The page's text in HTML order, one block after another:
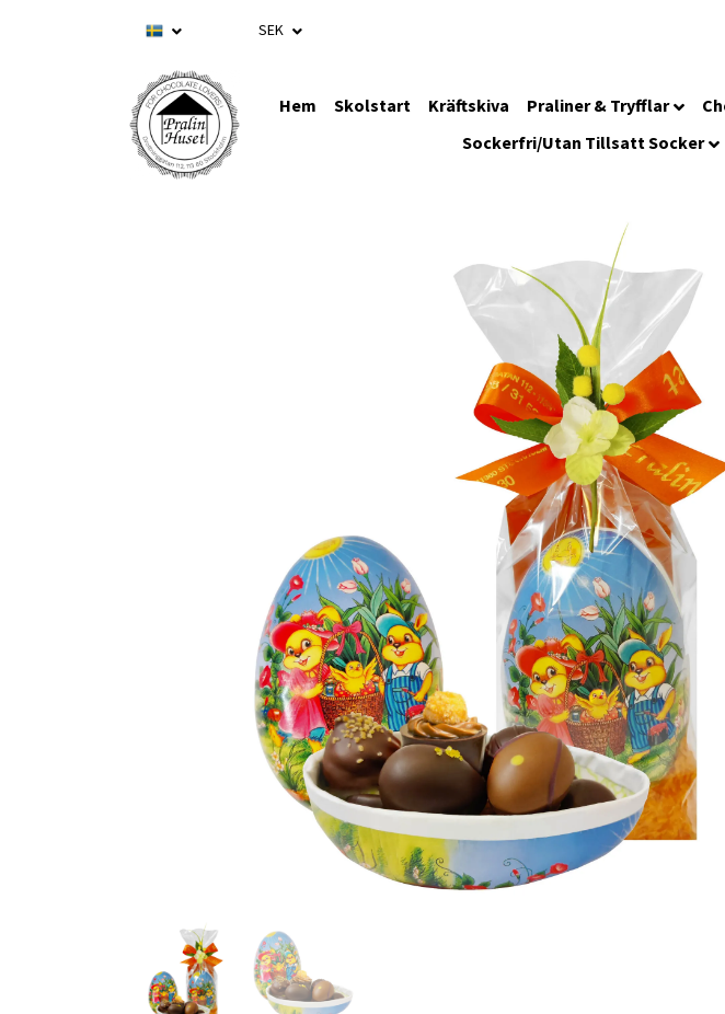
SEK
Hem Skolstart Kräftskiva Praliner & Tryfflar
Sockerfri/Utan Tillsatt Socker